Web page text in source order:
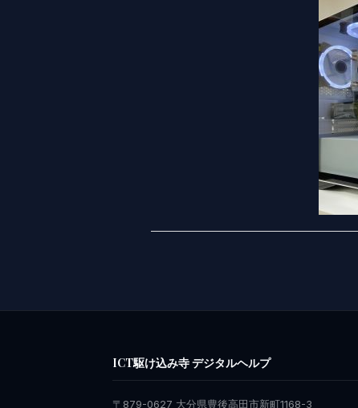
ICT駆け込み寺 デジタルヘルプ
〒879-0627 大分県豊後高田市新町1168-3